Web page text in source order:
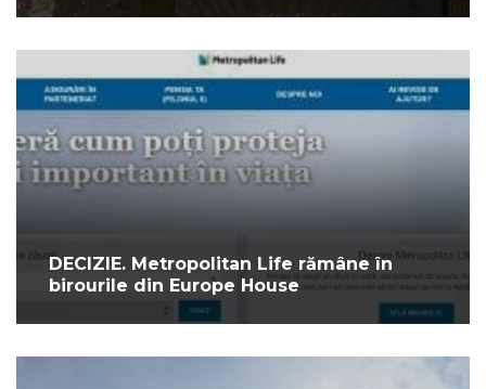
DECIZIE. Metropolitan Life rămâne în
birourile din Europe House